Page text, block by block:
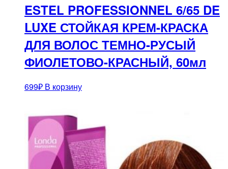
ESTEL PROFESSIONNEL 6/65 DE
LUXE СТОЙКАЯ КРЕМ-КРАСКА
ДЛЯ ВОЛОС ТЕМНО-РУСЫЙ
ФИОЛЕТОВО-КРАСНЫЙ, 60мл
699₽ В корзину